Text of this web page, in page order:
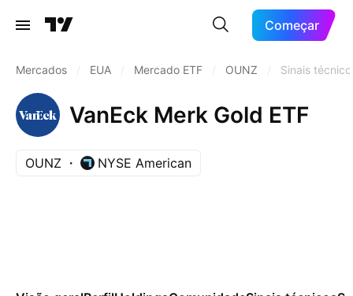
Começar
Mercados EUA Mercado ETF OUNZ Sinais
VanEck Merk Gold ETF
OUNZ NYSE American